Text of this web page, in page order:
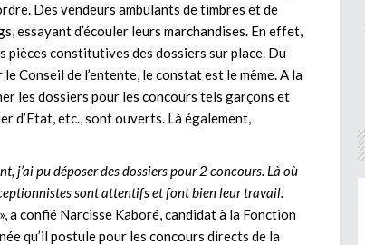
Des vendeurs ambulants de timbres et de
essayant d’écouler leurs marchandises. En effet,
pièces constitutives des dossiers sur place. Du
Conseil de l’entente, le constat est le même. A la
les dossiers pour les concours tels garçons et
d’Etat, etc., sont ouverts. Là également,
j’ai pu déposer des dossiers pour 2 concours. Là où
sont attentifs et font bien leur travail.
», a confié Narcisse Kaboré, candidat à la Fonction
qu’il postule pour les concours directs de la